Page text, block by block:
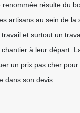
renommée résulte du
artisans au sein de la
et surtout un
à leur départ.
un prix pas cher
dans son devis.